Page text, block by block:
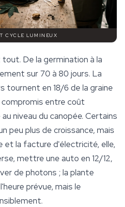
CYCLE LUMINEUX
De la germination à la
sur 70 à 80 jours. La
tournent en 18/6 de la graine
compromis entre coût
niveau du canopée. Certains
peu plus de croissance, mais
et la facture d'électricité, elle,
mettre une auto en 12/12,
de photons ; la plante
prévue, mais le